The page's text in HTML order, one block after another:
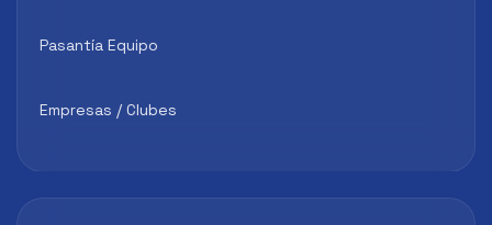
Pasantía Equipo
Empresas / Clubes